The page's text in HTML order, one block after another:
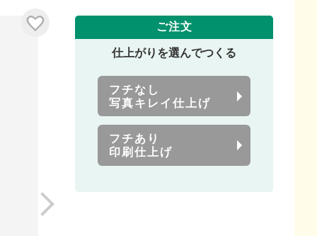
ご注文
仕上がりを選んでつくる
フチなし
写真キレイ仕上げ
フチあり
印刷仕上げ